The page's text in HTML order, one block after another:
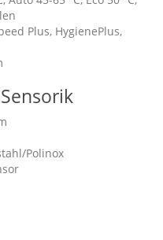
Plus, HygienePlus,
Polinox